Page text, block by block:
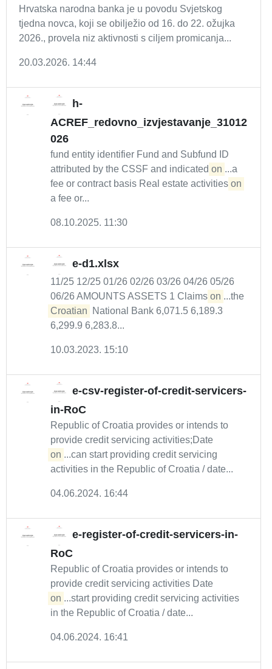
Hrvatska narodna banka je u povodu Svjetskog
tjedna novca, koji se obilježio od 16. do 22. ožujka
2026., provela niz aktivnosti s ciljem promicanja...
20.03.2026. 14:44
h-
ACREF_redovno_izvjestavanje_31012
026
fund entity identifier Fund and Subfund ID
attributed by the CSSF and indicated on ...a
fee or contract basis Real estate activities on
a fee or...
08.10.2025. 11:30
e-d1.xlsx
11/25 12/25 01/26 02/26 03/26 04/26 05/26
06/26 AMOUNTS ASSETS 1 Claims on ...the
Croatian
National Bank 6,071.5 6,189.3
6,299.9 6,283.8...
10.03.2023. 15:10
e-csv-register-of-credit-servicers-
in-RoC
Republic of Croatia provides or intends to
provide credit servicing activities;Date
on ...can start providing credit servicing
activities in the Republic of Croatia / date...
04.06.2024. 16:44
e-register-of-credit-servicers-in-
RoC
Republic of Croatia provides or intends to
provide credit servicing activities Date
on ...start providing credit servicing activities
in the Republic of Croatia / date...
04.06.2024. 16:41